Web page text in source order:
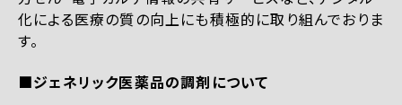
化による医療の質の向上にも積極的に取り組んでおりま
す。
■ジェネリック医薬品の調剤について